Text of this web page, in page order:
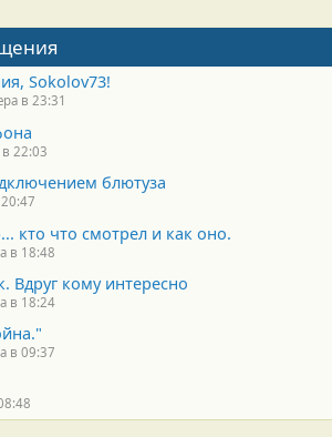
Sokolov73!
в 23:31
22:03
блютуза
кто что смотрел и как оно.
в 18:48
Вдруг кому интересно
в 18:24
в 09:37